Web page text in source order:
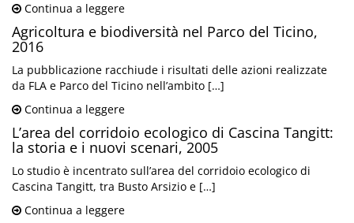
Continua a leggere
Agricoltura e biodiversità nel Parco del Ticino,
2016
La pubblicazione racchiude i risultati delle azioni realizzate
da FLA e Parco del Ticino nell’ambito […]
Continua a leggere
L’area del corridoio ecologico di Cascina Tangitt:
la storia e i nuovi scenari, 2005
Lo studio è incentrato sull’area del corridoio ecologico di
Cascina Tangitt, tra Busto Arsizio e […]
Continua a leggere